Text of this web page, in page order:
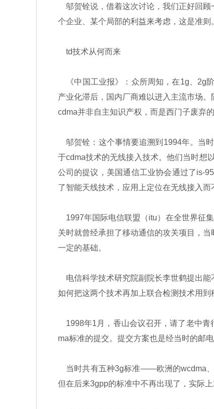
邬贺铨说，借着这次讨论，我们正好回顾
个企业、某个局部的利益来考虑，这是准则。
td技术从何而来
《中国工业报》：众所周知，在1g、2g
产业化滞后，国内厂商难以进入主流市场
cdma并非自主知识产权，而是西门子废弃
邬贺铨：这个事情要追溯到1994年。当
于cdma技术的无线接入技术。他们当时想
公司的提议，美国通信工业协会通过了is-
了智能天线技术，应用上定位在无线接入
1997年国际电信联盟（itu）在全世界征集
关时就曾经承担了移动通信的攻关项目，
一定的基础。
电信科学技术研究院副院长李世鹤提出能
如何把这两个技术再加上联合检测技术用到
1998年1月，香山会议召开，请了老中青
ma标准的提交。提交方案也是经当时的邮
当时共有五种3g标准——欧洲的wcdma、
但在后来3gpp的标准中不再出现了，实际上